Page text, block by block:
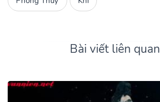
Bài viết liên quan